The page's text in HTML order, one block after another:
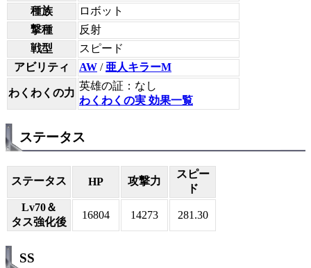
種族
ロボット
撃種
反射
戦型
スピード
アビリティ
AW / 亜人キラーM
わくわくの力
英雄の証：なし
わくわくの実 効果一覧
ステータス
ステータス HP 攻撃力
スピー
ド
Lv70＆
タス強化後
16804 14273 281.30
SS